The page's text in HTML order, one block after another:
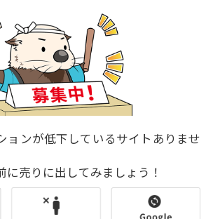
ョンが低下しているサイトありませ
に売りに出してみましょう！